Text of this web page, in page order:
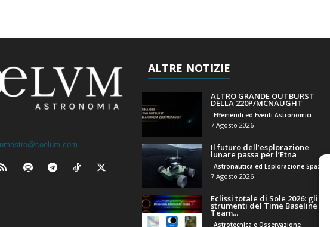
ALTRE NOTIZIE
ALTRO GRANDE OUTBURST
DELLA 220P/MCNAUGHT
Effemeridi ed Eventi Astronomici
7 Agosto 2026
Il futuro dell’esplorazione
lunare passa per l’Etna
7 Agosto 2026
Eclissi totale di Sole 2026: gli
strumenti del Time Baseline
Team...
Astrotecnica e Osservazione